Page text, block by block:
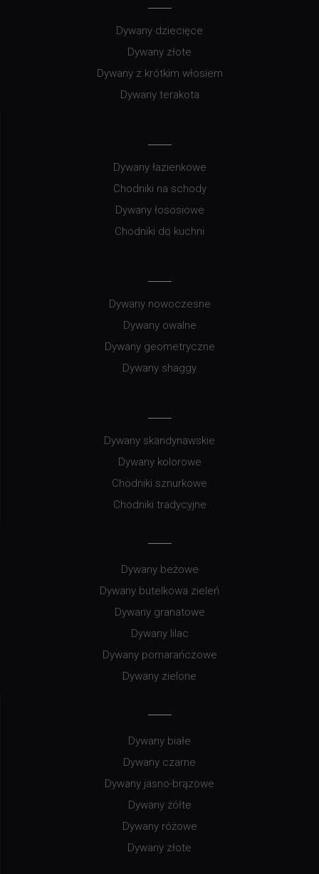
Dywany dziecięce
Dywany złote
Dywany z krótkim włosiem
Dywany terakota
Dywany łazienkowe
Chodniki na schody
Dywany łososiowe
Chodniki do kuchni
Dywany nowoczesne
Dywany owalne
Dywany geometryczne
Dywany shaggy
Dywany skandynawskie
Dywany kolorowe
Chodniki sznurkowe
Chodniki tradycyjne
Dywany beżowe
Dywany butelkowa zieleń
Dywany granatowe
Dywany lilac
Dywany pomarańczowe
Dywany zielone
Dywany białe
Dywany czarne
Dywany jasno-brązowe
Dywany żółte
Dywany różowe
Dywany złote